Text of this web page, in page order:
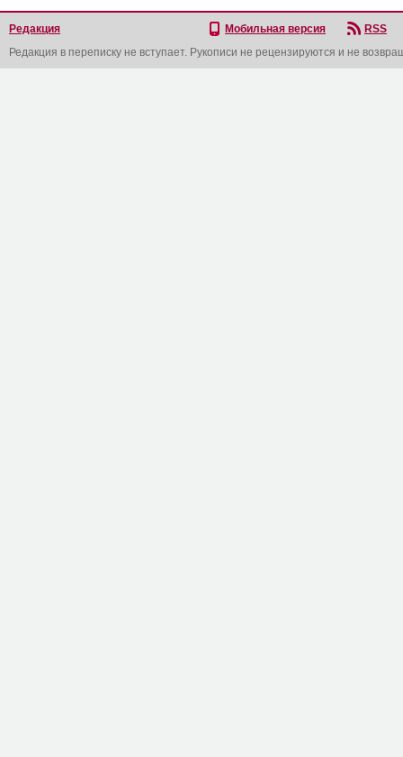
Редакция Мобильная версия
RSS
Редакция в переписку не вступает. Рукописи не рецензируются и не